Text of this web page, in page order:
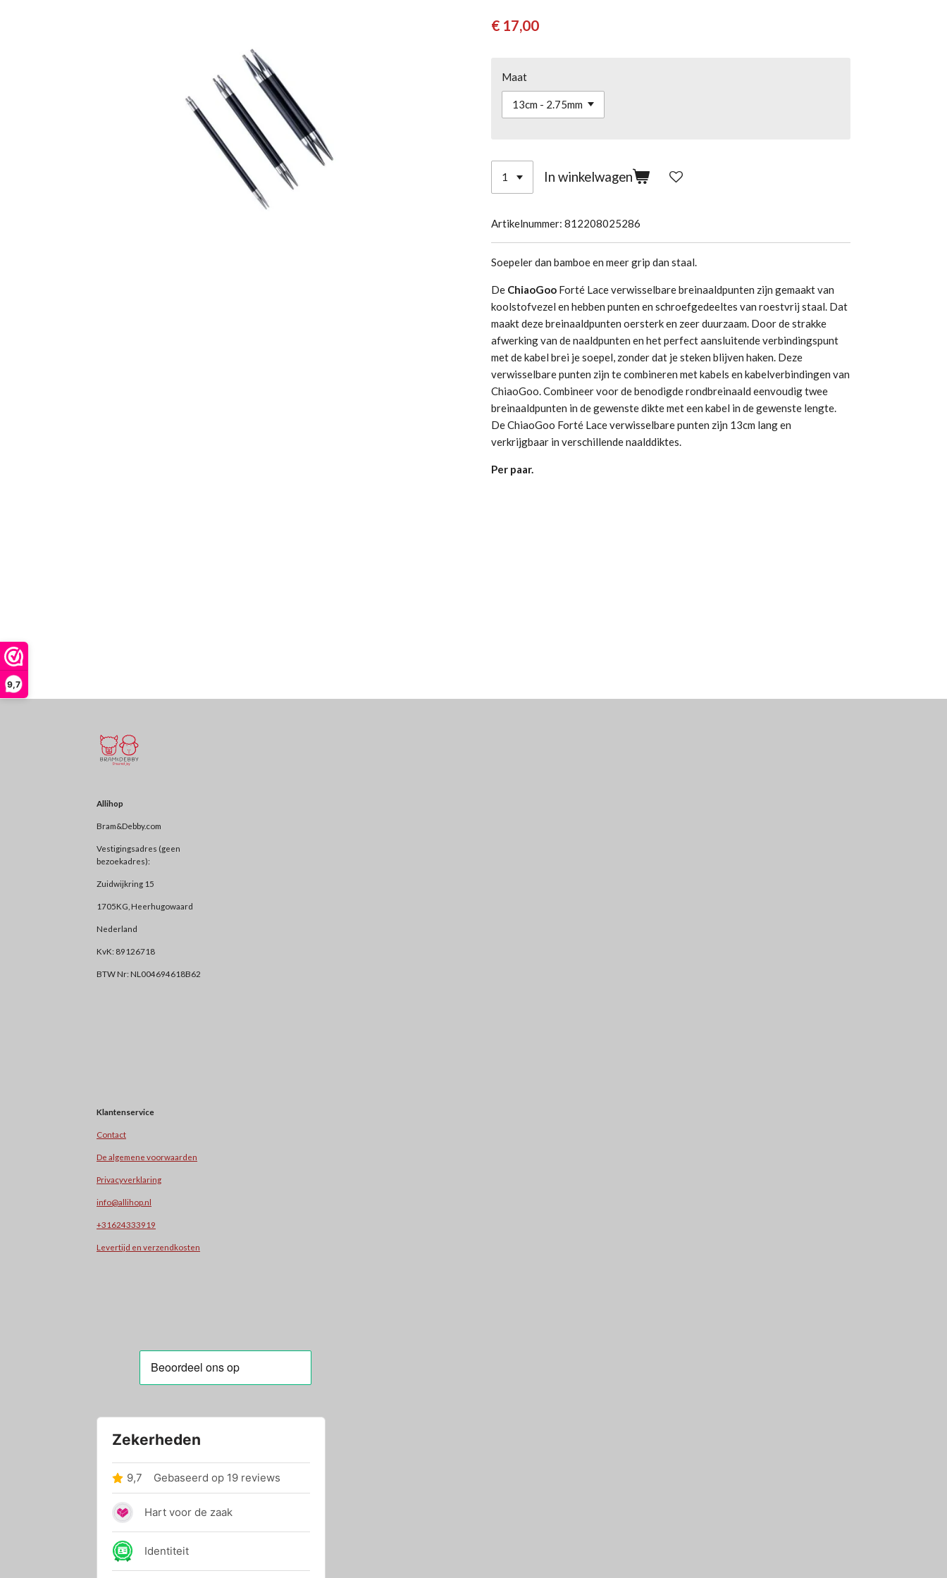
9,7
€ 17,00
Maat
In winkelwagen
Artikelnummer: 812208025286
Soepeler dan bamboe en meer grip dan staal.
De ChiaoGoo Forté Lace verwisselbare breinaaldpunten zijn gemaakt van
koolstofvezel en hebben punten en schroefgedeeltes van roestvrij staal. Dat
maakt deze breinaaldpunten oersterk en zeer duurzaam. Door de strakke
afwerking van de naaldpunten en het perfect aansluitende verbindingspunt
met de kabel brei je soepel, zonder dat je steken blijven haken. Deze
verwisselbare punten zijn te combineren met kabels en kabelverbindingen van
ChiaoGoo. Combineer voor de benodigde rondbreinaald eenvoudig twee
breinaaldpunten in de gewenste dikte met een kabel in de gewenste lengte.
De ChiaoGoo Forté Lace verwisselbare punten zijn 13cm lang en
verkrijgbaar in verschillende naalddiktes.
Per paar.
Allihop
Bram&Debby.com
Vestigingsadres (geen
bezoekadres):
Zuidwijkring 15
1705KG, Heerhugowaard
Nederland
KvK: 89126718
BTW Nr: NL004694618B62
Klantenservice
Contact
De algemene voorwaarden
Privacyverklaring
info@allihop.nl
+31624333919
Levertijd en verzendkosten